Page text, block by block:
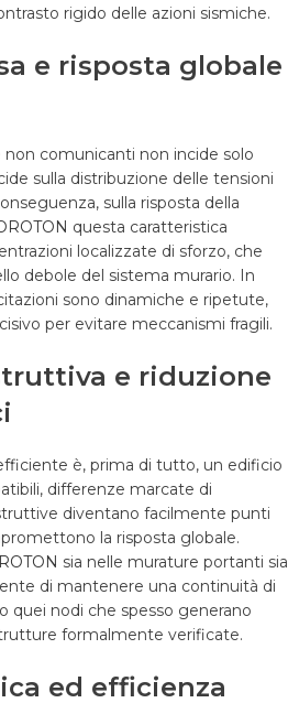
rigido delle azioni sismiche.
e risposta globale
non comunicanti non incide solo
sulla distribuzione delle tensioni
sulla risposta della
questa caratteristica
localizzate di sforzo, che
debole del sistema murario. In
sono dinamiche e ripetute,
per evitare meccanismi fragili.
e riduzione
è, prima di tutto, un edificio
differenze marcate di
diventano facilmente punti
la risposta globale.
sia nelle murature portanti sia
di mantenere una continuità di
quei nodi che spesso generano
formalmente verificate.
ed efficienza